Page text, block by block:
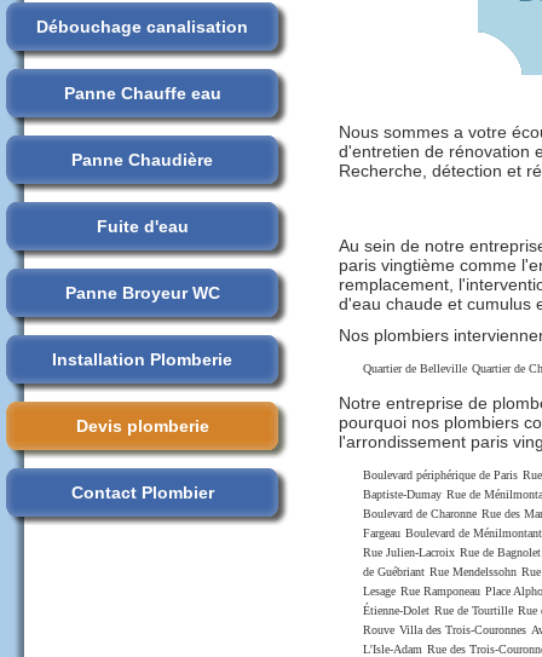
Débouchage canalisation
Panne Chauffe eau
Panne Chaudière
Fuite d'eau
Panne Broyeur WC
Installation Plomberie
Devis plomberie
Contact Plombier
Nous sommes a votre
d'entretien de rénovation
Recherche, détection et
Au sein de notre
paris vingtième comme
remplacement,
d'eau chaude et cumulus
Nos plombiers
Quartier de Belleville Quartier de
Notre entreprise de
pourquoi nos plombiers
l'arrondissement paris
Boulevard périphérique de Paris
Baptiste-Dumay Rue de
Boulevard de Charonne Rue des
Fargeau Boulevard de Ménilmontant
Rue Julien-Lacroix Rue de Bagnolet
de Guébriant Rue Mendelssohn
Lesage Rue Ramponeau Place
Étienne-Dolet Rue de Tourtille Rue
Rouve Villa des Trois-Couronnes
L'Isle-Adam Rue des Trois-